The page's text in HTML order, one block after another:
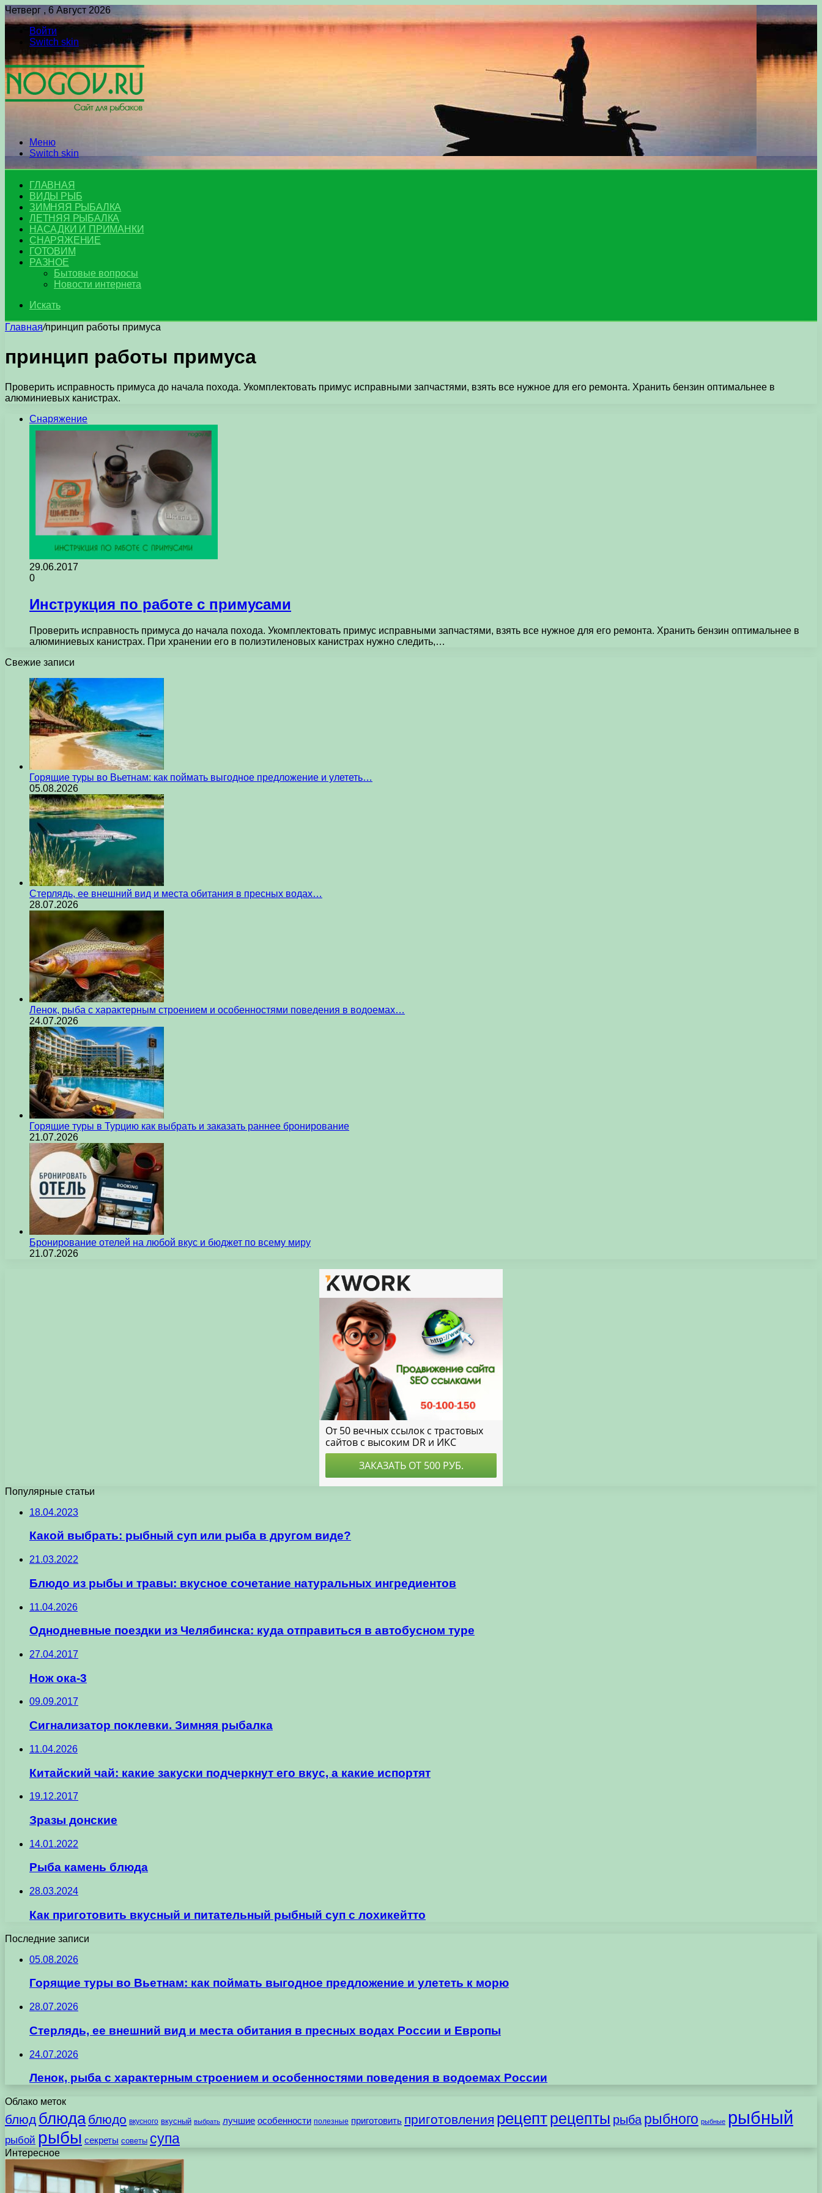
Четверг , 6 Август 2026
Войти
Switch skin
Меню
Switch skin
ГЛАВНАЯ
ВИДЫ РЫБ
ЗИМНЯЯ РЫБАЛКА
ЛЕТНЯЯ РЫБАЛКА
НАСАДКИ И ПРИМАНКИ
СНАРЯЖЕНИЕ
ГОТОВИМ
РАЗНОЕ
Бытовые вопросы
Новости интернета
Искать
Главная/принцип работы примуса
принцип работы примуса
Проверить исправность примуса до начала похода. Укомплектовать примус исправными запчастями, взять все нужное для его ремонта. Хранить бензин оптимальнее в
алюминиевых канистрах.
Снаряжение
29.06.2017
0
Инструкция по работе с примусами
Проверить исправность примуса до начала похода. Укомплектовать примус исправными запчастями, взять все нужное для его ремонта. Хранить бензин оптимальнее в
алюминиевых канистрах. При хранении его в полиэтиленовых канистрах нужно следить,…
Свежие записи
Горящие туры во Вьетнам: как поймать выгодное предложение и улететь…
05.08.2026
Стерлядь, ее внешний вид и места обитания в пресных водах…
28.07.2026
Ленок, рыба с характерным строением и особенностями поведения в водоемах…
24.07.2026
Горящие туры в Турцию как выбрать и заказать раннее бронирование
21.07.2026
Бронирование отелей на любой вкус и бюджет по всему миру
21.07.2026
Популярные статьи
18.04.2023
Какой выбрать: рыбный суп или рыба в другом виде?
21.03.2022
Блюдо из рыбы и травы: вкусное сочетание натуральных ингредиентов
11.04.2026
Однодневные поездки из Челябинска: куда отправиться в автобусном туре
27.04.2017
Нож ока-3
09.09.2017
Сигнализатор поклевки. Зимняя рыбалка
11.04.2026
Китайский чай: какие закуски подчеркнут его вкус, а какие испортят
19.12.2017
Зразы донские
14.01.2022
Рыба камень блюда
28.03.2024
Как приготовить вкусный и питательный рыбный суп с лохикейтто
Последние записи
05.08.2026
Горящие туры во Вьетнам: как поймать выгодное предложение и улететь к морю
28.07.2026
Стерлядь, ее внешний вид и места обитания в пресных водах России и Европы
24.07.2026
Ленок, рыба с характерным строением и особенностями поведения в водоемах России
Облако меток
блюд блюда блюдо вкусного вкусный выбрать лучшие особенности полезные приготовить приготовления рецептрецепты рыба рыбного рыбные рыбный
рыбой рыбы секреты советы супа
Интересное